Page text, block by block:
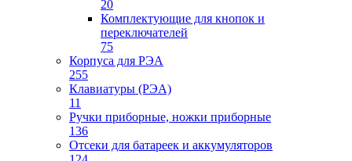
20
Комплектующие для кнопок и
переключателей
75
Корпуса для РЭА
255
Клавиатуры (РЭА)
11
Ручки приборные, ножки приборные
136
Отсеки для батареек и аккумуляторов